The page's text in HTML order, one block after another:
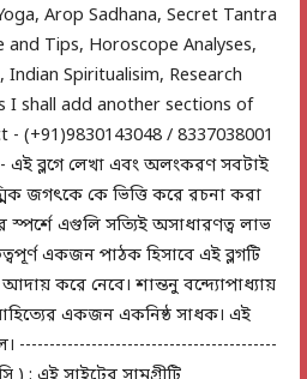
Arop Sadhana, Secret Tantra
and Tips, Horoscope Analyses,
Spiritualisim, Research
I shall add another sections of
(+91)9830143048 / 8337038001
ব্লগে লেখা এবং অলংকরণ সবটাই
জগৎকে কে ভিত্তি করে রচনা করা
স্পর্শে এগুলি সত্যিই অসাধারণত্ব লাভ
একজন পাঠক হিসাবে এই ব্লগটি
করে নেবে। শান্তনু বন্দ্যোপাধ্যায়
একজন একনিষ্ঠ সাধক। এই
-------------------------------------------